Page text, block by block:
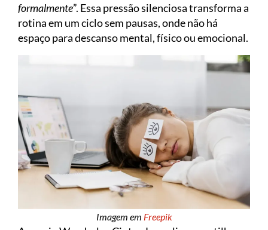
formalmente”. Essa pressão silenciosa transforma a
rotina em um ciclo sem pausas, onde não há
espaço para descanso mental, físico ou emocional.
Imagem em Freepik